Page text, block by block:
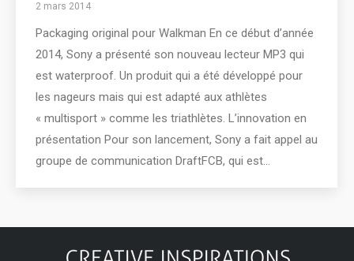
2 mars 2014
Packaging original pour Walkman En ce début d’année
2014, Sony a présenté son nouveau lecteur MP3 qui
est waterproof. Un produit qui a été développé pour
les nageurs mais qui est adapté aux athlètes
« multisport » comme les triathlètes. L’innovation en
présentation Pour son lancement, Sony a fait appel au
groupe de communication DraftFCB, qui est…